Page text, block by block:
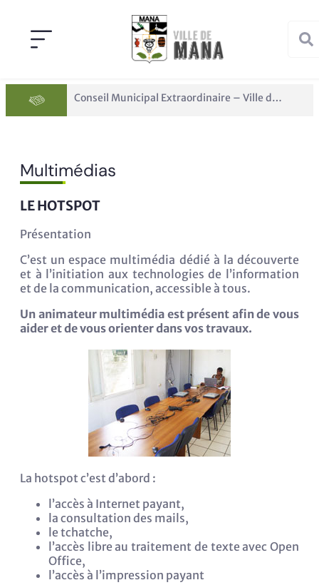
Conseil Municipal Extraordinaire – Ville de Mana du 05 juin 2026
Multimédias
LE HOTSPOT
Présentation
C’est un espace multimédia dédié à la découverte
et à l’initiation aux technologies de l’information
et de la communication, accessible à tous.
Un animateur multimédia est présent afin de vous
aider et de vous orienter dans vos travaux.
La hotspot c’est d’abord :
l’accès à Internet payant,
la consultation des mails,
le tchatche,
l’accès libre au traitement de texte avec Open
Office,
l’accès à l’impression payant